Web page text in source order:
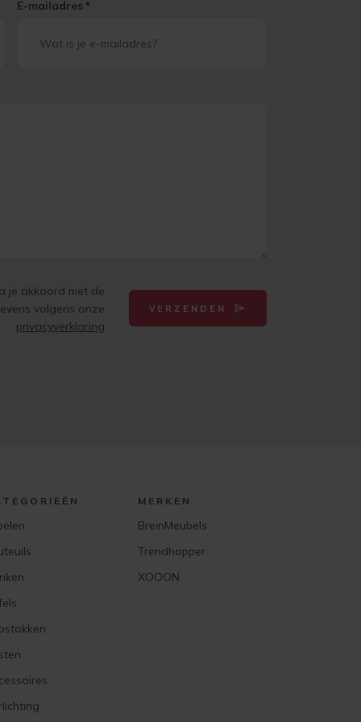
E-mailadres *
je akkoord met de
volgens onze
privacyverklaring
VERZENDEN
MERKEN
BreinMeubels
Trendhopper
XOOON